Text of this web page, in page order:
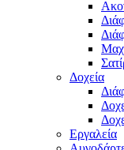
Δοχεία
Εργαλεία